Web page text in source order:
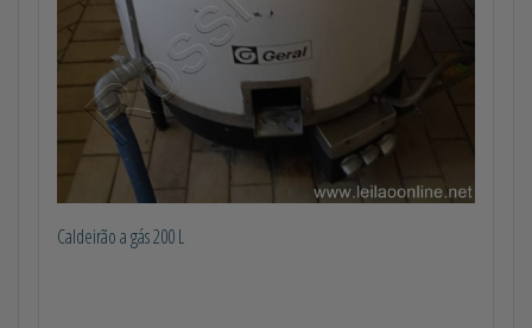
Caldeirão a gás 200 L